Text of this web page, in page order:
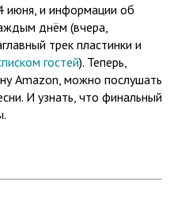
июня, и информации об
днём (вчера,
трек пластинки и
гостей). Теперь,
Amazon, можно послушать
И узнать, что финальный